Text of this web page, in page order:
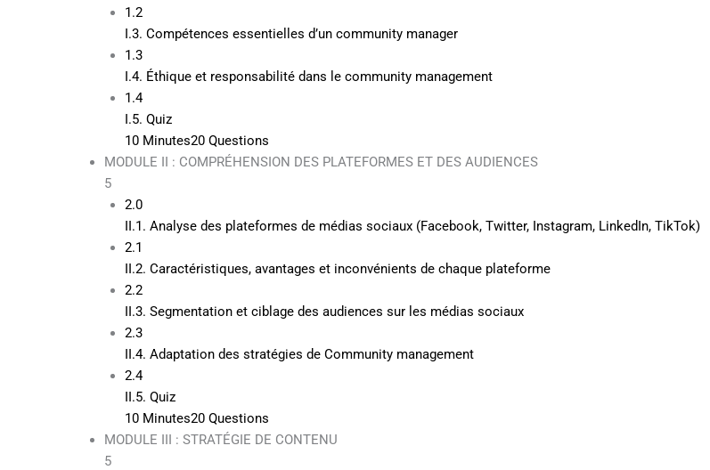
1.2
I.3. Compétences essentielles d’un community manager
1.3
I.4. Éthique et responsabilité dans le community management
1.4
I.5. Quiz
10 Minutes20 Questions
MODULE II : COMPRÉHENSION DES PLATEFORMES ET DES AUDIENCES
5
2.0
II.1. Analyse des plateformes de médias sociaux (Facebook, Twitter, Instagram, LinkedIn, TikTok)
2.1
II.2. Caractéristiques, avantages et inconvénients de chaque plateforme
2.2
II.3. Segmentation et ciblage des audiences sur les médias sociaux
2.3
II.4. Adaptation des stratégies de Community management
2.4
II.5. Quiz
10 Minutes20 Questions
MODULE III : STRATÉGIE DE CONTENU
5